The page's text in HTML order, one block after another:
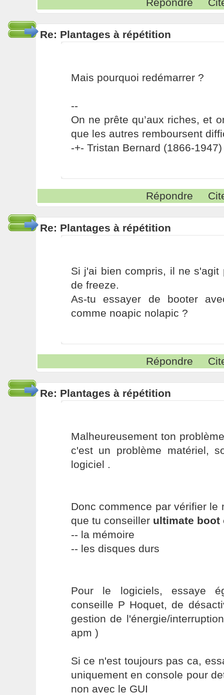
Re: Plantages à répétition
Mais pourquoi redémarrer ?
--
On ne prête qu’aux riches, et
que les autres remboursent
-+- Tristan Bernard (1866-1947)
Répondre
Re: Plantages à répétition
Si j'ai bien compris, il ne s'agit
de freeze.
As-tu essayer de booter
comme noapic nolapic ?
Répondre
Re: Plantages à répétition
Malheureusement ton
c'est un problème matériel,
logiciel .
Donc commence par vérifier le
que tu conseiller ultimate boot
-- la mémoire
-- les disques durs
Pour le logiciels, essaye
conseille P Hoquet, de
gestion de l'énergie/
apm )
Si ce n'est toujours pas ca,
uniquement en console pour
non avec le GUI